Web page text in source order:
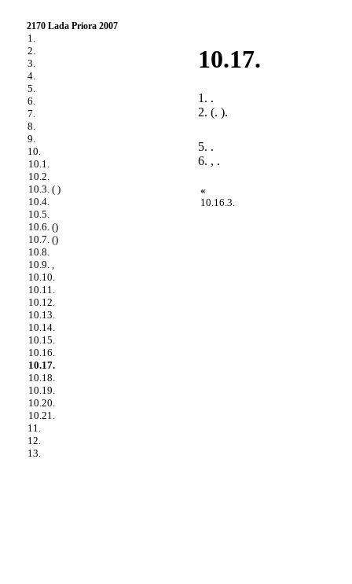
2170 Lada Priora 2007
1.
2.
3.
4.
5.
6.
7.
8.
9.
10.
10.1.
10.2.
10.3. ( )
10.4.
10.5.
10.6. ()
10.7. ()
10.8.
10.9. ,
10.10.
10.11.
10.12.
10.13.
10.14.
10.15.
10.16.
10.17.
10.18.
10.19.
10.20.
10.21.
11.
12.
13.
10.17.
1. .
2. (. ).
5. .
6. , .
«
10.16.3.